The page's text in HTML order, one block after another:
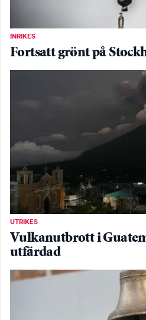
INRIKES
Fortsatt grönt på
UTRIKES
Vulkanutbrott i
utfärdad